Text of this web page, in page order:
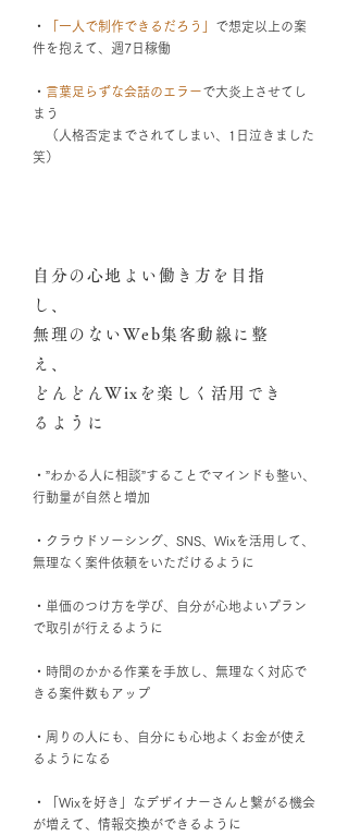
・ 「一人で制作できるだろう」 で想定以上の案
件を抱えて、週7日稼働
・ 言葉足らずな会話のエラーで大炎上させてし
まう
（人格否定までされてしまい、1日泣きました
笑）
自分の心地よい働き方を目指
し、
無理のないWeb集客動線に整
え、
どんどんWixを楽しく活用でき
るように
・”わかる人に相談”することでマインドも整い、
行動量が自然と増加
・クラウドソーシング、SNS、Wixを活用して、
無理なく案件依頼をいただけるように
・単価のつけ方を学び、自分が心地よいプラン
で取引が行えるように
・時間のかかる作業を手放し、無理なく対応で
きる案件数もアップ
・周りの人にも、自分にも心地よくお金が使え
るようになる
・「Wixを好き」なデザイナーさんと繋がる機会
が増えて、情報交換ができるように